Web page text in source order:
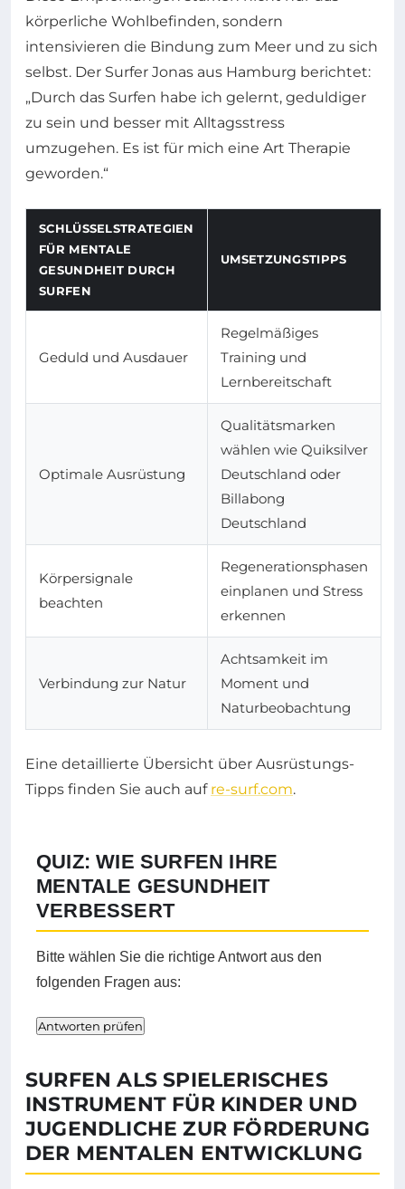
körperliche Wohlbefinden, sondern
intensivieren die Bindung zum Meer und zu sich
selbst. Der Surfer Jonas aus Hamburg berichtet:
„Durch das Surfen habe ich gelernt, geduldiger
zu sein und besser mit Alltagsstress
umzugehen. Es ist für mich eine Art Therapie
geworden.“
SCHLÜSSELSTRATEGIEN
FÜR MENTALE
GESUNDHEIT DURCH
SURFEN
UMSETZUNGSTIPPS
Geduld und Ausdauer
Regelmäßiges
Training und
Lernbereitschaft
Optimale Ausrüstung
Qualitätsmarken
wählen wie Quiksilver
Deutschland oder
Billabong
Deutschland
Körpersignale
beachten
Regenerationsphasen
einplanen und Stress
erkennen
Verbindung zur Natur
Achtsamkeit im
Moment und
Naturbeobachtung
Eine detaillierte Übersicht über Ausrüstungs-
Tipps finden Sie auch auf re-surf.com.
QUIZ: WIE SURFEN IHRE
MENTALE GESUNDHEIT
VERBESSERT
Bitte wählen Sie die richtige Antwort aus den
folgenden Fragen aus:
Antworten prüfen
SURFEN ALS SPIELERISCHES
INSTRUMENT FÜR KINDER UND
JUGENDLICHE ZUR FÖRDERUNG
DER MENTALEN ENTWICKLUNG